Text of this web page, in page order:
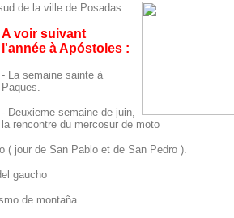
de la ville de Posadas.
A voir suivant
l'année à Apóstoles :
- La semaine sainte à
Paques.
- Deuxieme semaine de juin,
la rencontre du mercosur de moto
( jour de San Pablo et de San Pedro ).
gaucho
de montaña.